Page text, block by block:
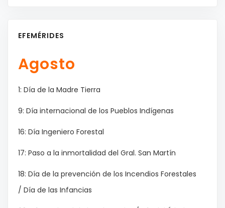
EFEMÉRIDES
Agosto
1: Día de la Madre Tierra
9: Día internacional de los Pueblos Indígenas
16: Día Ingeniero Forestal
17: Paso a la inmortalidad del Gral. San Martín
18: Día de la prevención de los Incendios Forestales
/ Día de las Infancias